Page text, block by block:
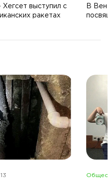
выступил с
ракетах
В